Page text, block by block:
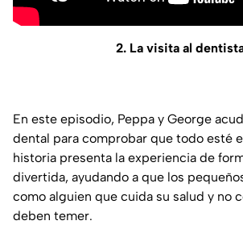
2. La visita al
En este episodio, Peppa y George
dental para comprobar que todo esté
historia presenta la experiencia de
divertida, ayudando a que los
como alguien que cuida su salud y no
deben temer.